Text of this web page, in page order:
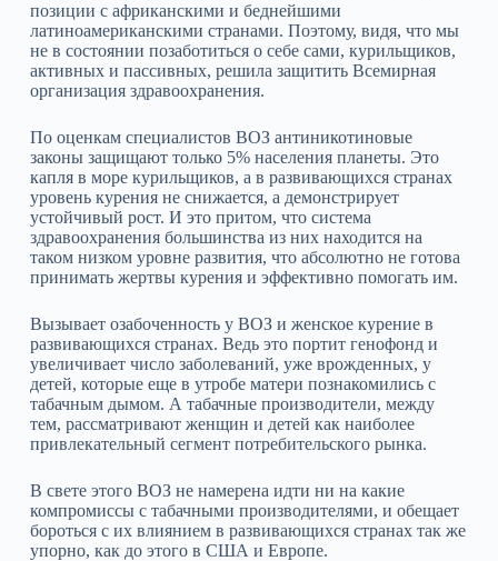
позиции с африканскими и беднейшими
латиноамериканскими странами. Поэтому, видя, что мы
не в состоянии позаботиться о себе сами, курильщиков,
активных и пассивных, решила защитить Всемирная
организация здравоохранения.
По оценкам специалистов ВОЗ антиникотиновые
законы защищают только 5% населения планеты. Это
капля в море курильщиков, а в развивающихся странах
уровень курения не снижается, а демонстрирует
устойчивый рост. И это притом, что система
здравоохранения большинства из них находится на
таком низком уровне развития, что абсолютно не готова
принимать жертвы курения и эффективно помогать им.
Вызывает озабоченность у ВОЗ и женское курение в
развивающихся странах. Ведь это портит генофонд и
увеличивает число заболеваний, уже врожденных, у
детей, которые еще в утробе матери познакомились с
табачным дымом. А табачные производители, между
тем, рассматривают женщин и детей как наиболее
привлекательный сегмент потребительского рынка.
В свете этого ВОЗ не намерена идти ни на какие
компромиссы с табачными производителями, и обещает
бороться с их влиянием в развивающихся странах так же
упорно, как до этого в США и Европе.